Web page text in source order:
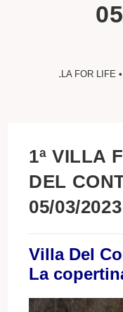
1ª VILLA FOR LIFE
1ª VILLA
DEL
05/03/2023
Villa Del
La